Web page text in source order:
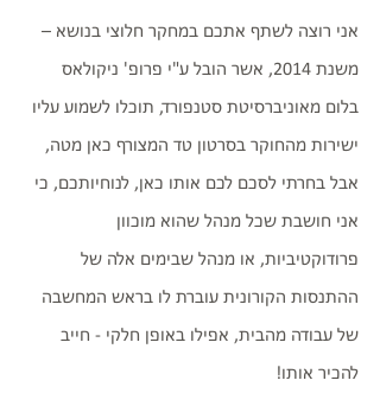
אני רוצה לשתף אתכם במחקר חלוצי בנושא –
משנת 2014, אשר הובל ע"י פרופ' ניקולאס
בלום מאוניברסיטת סטנפורד, תוכלו לשמוע עליו
ישירות מהחוקר בסרטון טד המצורף כאן מטה,
אבל בחרתי לסכם לכם אותו כאן, לנוחיותכם, כי
אני חושבת שכל מנהל שהוא מוכוון
פרודוקטיביות, או מנהל שבימים אלה של
ההתנסות הקורונית עוברת לו בראש המחשבה
של עבודה מהבית, אפילו באופן חלקי - חייב
להכיר אותו!